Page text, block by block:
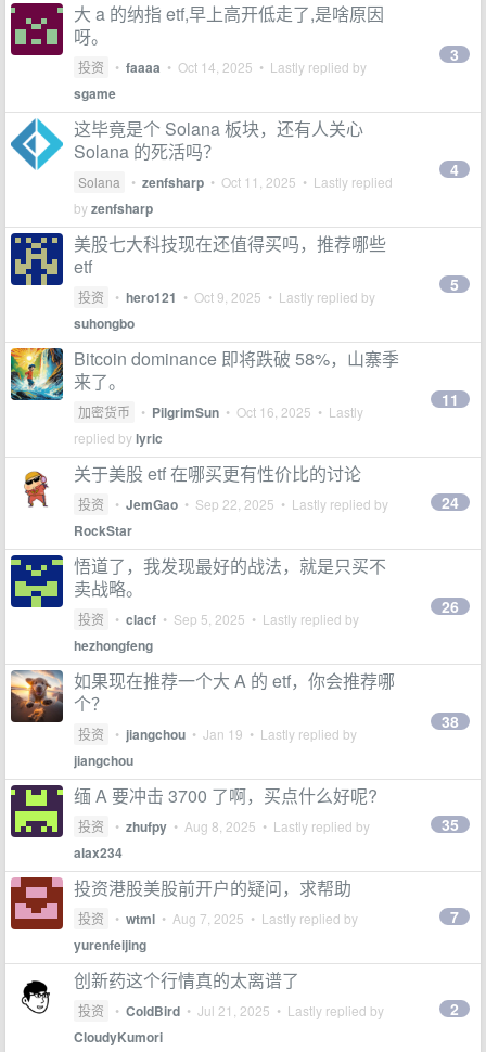
大 a 的纳指 etf,早上高开低走了,是啥原因
呀。
投资 • faaaa • Oct 14, 2025 • Lastly replied by
sgame
3
这毕竟是个 Solana 板块，还有人关心
Solana 的死活吗？
Solana • zenfsharp • Oct 11, 2025 • Lastly replied
byzenfsharp
4
美股七大科技现在还值得买吗，推荐哪些
etf
投资 • hero121 • Oct 9, 2025 • Lastly replied by
suhongbo
5
Bitcoin dominance 即将跌破 58%，山寨季
来了。
加密货币 • PilgrimSun • Oct 16, 2025 • Lastly
replied bylyric
11
关于美股 etf 在哪买更有性价比的讨论
投资 • JemGao • Sep 22, 2025 • Lastly replied by
RockStar
24
悟道了，我发现最好的战法，就是只买不
卖战略。
投资 • clacf • Sep 5, 2025 • Lastly replied by
hezhongfeng
26
如果现在推荐一个大 A 的 etf，你会推荐哪
个？
投资 • jiangchou • Jan 19 • Lastly replied by
jiangchou
38
缅 A 要冲击 3700 了啊，买点什么好呢?
投资 • zhufpy • Aug 8, 2025 • Lastly replied by
alax234
35
投资港股美股前开户的疑问，求帮助
投资 • wtml • Aug 7, 2025 • Lastly replied by
yurenfeijing
7
创新药这个行情真的太离谱了
投资 • ColdBird • Jul 21, 2025 • Lastly replied by
CloudyKumori
2